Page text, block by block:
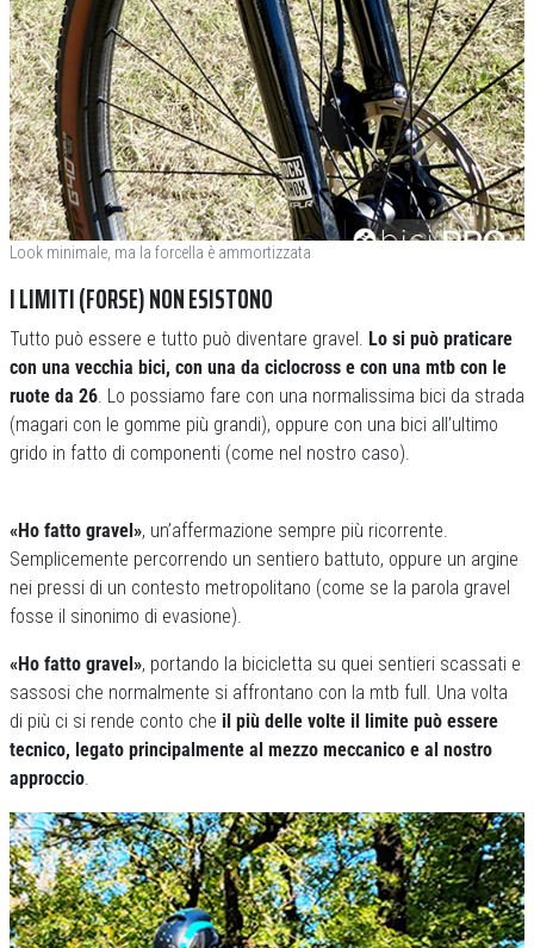
Look minimale, ma la forcella è ammortizzata
I LIMITI (FORSE) NON ESISTONO
Tutto può essere e tutto può diventare gravel. Lo si può praticare
con una vecchia bici, con una da ciclocross e con una mtb con le
ruote da 26 . Lo possiamo fare con una normalissima bici da strada
(magari con le gomme più grandi), oppure con una bici all’ultimo
grido in fatto di componenti (come nel nostro caso).
«Ho fatto gravel», un’affermazione sempre più ricorrente.
Semplicemente percorrendo un sentiero battuto, oppure un argine
nei pressi di un contesto metropolitano (come se la parola gravel
fosse il sinonimo di evasione).
«Ho fatto gravel», portando la bicicletta su quei sentieri scassati e
sassosi che normalmente si affrontano con la mtb full. Una volta
di più ci si rende conto che il più delle volte il limite può essere
tecnico, legato principalmente al mezzo meccanico e al nostro
approccio